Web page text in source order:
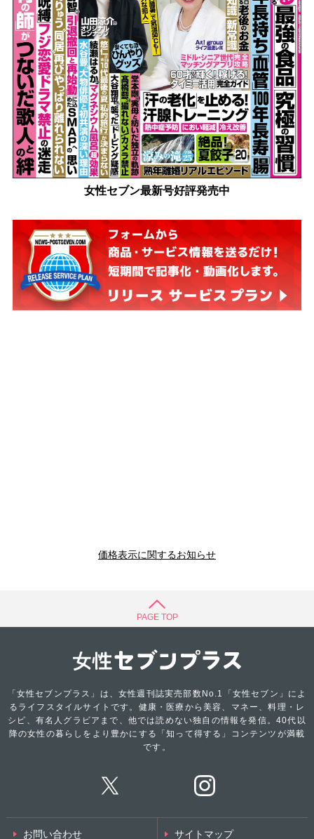
女性セブン最新号好評発売中
価格表示に関するお知らせ
PAGE TOP
「女性セブンプラス」は、女性週刊誌実売部数No.1「女性セブン」によ
るライフスタイルサイトです。健康・医療から美容、マネー、料理・レ
シピ、有名人グラビアまで、他では読めない独自の情報を発信。40代以
降の女性の暮らしをより豊かにする「知って得する」コンテンツが満載
です。
お問い合わせ サイトマップ